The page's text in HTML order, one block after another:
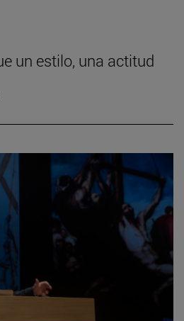
un estilo, una actitud